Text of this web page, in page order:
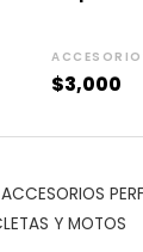
$3,000
Y MOTOS